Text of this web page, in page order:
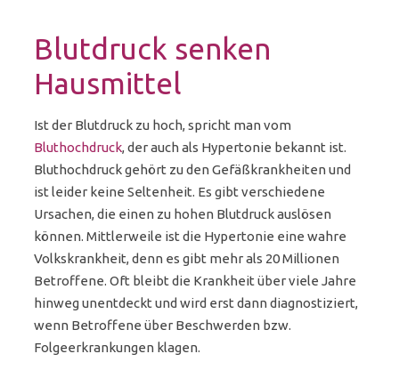
Blutdruck senken
Hausmittel
Ist der Blutdruck zu hoch, spricht man vom
Bluthochdruck, der auch als Hypertonie bekannt ist.
Bluthochdruck gehört zu den Gefäßkrankheiten und
ist leider keine Seltenheit. Es gibt verschiedene
Ursachen, die einen zu hohen Blutdruck auslösen
können. Mittlerweile ist die Hypertonie eine wahre
Volkskrankheit, denn es gibt mehr als 20 Millionen
Betroffene. Oft bleibt die Krankheit über viele Jahre
hinweg unentdeckt und wird erst dann diagnostiziert,
wenn Betroffene über Beschwerden bzw.
Folgeerkrankungen klagen.